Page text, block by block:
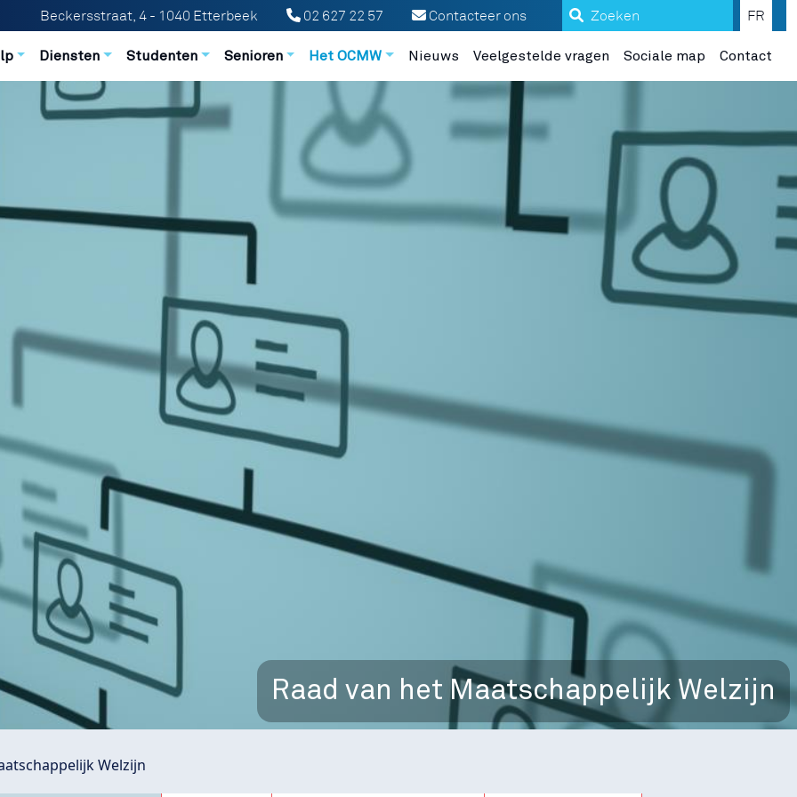
Zoeken FR
Contacteer ons
02 627 22 57
Beckersstraat, 4 - 1040 Etterbeek
principale
Diensten Studenten Senioren Het OCMW Nieuws Veelgestelde vragen Sociale map Contact
Raad van het Maatschappelijk Welzijn
Welzijn